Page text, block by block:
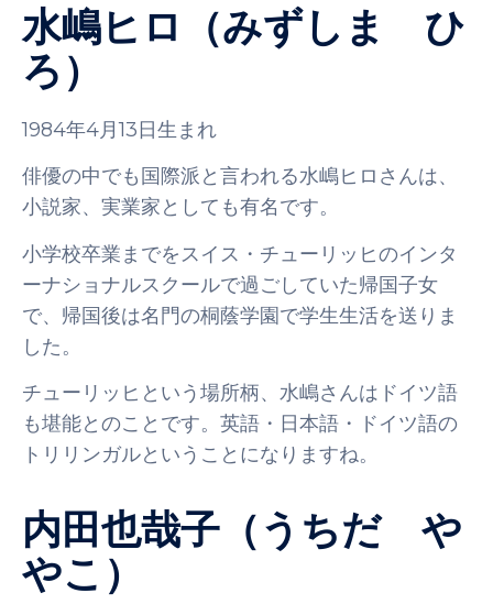
水嶋ヒロ（みずしま ひ
ろ）
1984年4月13日生まれ
俳優の中でも国際派と言われる水嶋ヒロさんは、
小説家、実業家としても有名です。
小学校卒業までをスイス・チューリッヒのインタ
ーナショナルスクールで過ごしていた帰国子女
で、帰国後は名門の桐蔭学園で学生生活を送りま
した。
チューリッヒという場所柄、水嶋さんはドイツ語
も堪能とのことです。英語・日本語・ドイツ語の
トリリンガルということになりますね。
内田也哉子（うちだ や
やこ）